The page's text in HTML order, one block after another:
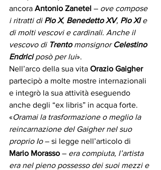
ancora Antonio Zanetel – ove compose
i ritratti di Pio X, Benedetto XV, Pio XI e
di molti vescovi e cardinali. Anche il
vescovo di Trento monsignor Celestino
Endrici posò per lui».
Nell’arco della sua vita Orazio Gaigher
partecipò a molte mostre internazionali
e integrò la sua attività eseguendo
anche degli “ex libris” in acqua forte.
«Oramai la trasformazione o meglio la
reincarnazione del Gaigher nel suo
proprio Io – si legge nell’articolo di
Mario Morasso – era compiuta, l’artista
era nel pieno possesso dei suoi mezzi e